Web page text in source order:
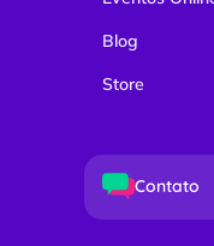
Blog
Store
Contato